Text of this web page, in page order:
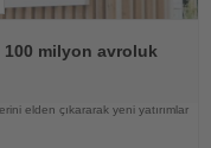
milyon avroluk
elden çıkararak yeni yatırımlar